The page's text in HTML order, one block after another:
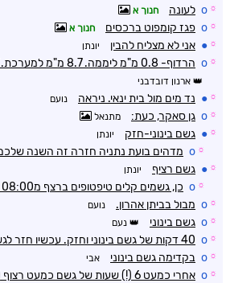
☼
o לעונה חנוך א
☼
o פגז קומפוט ברכסים חנוך א
☼
● אני לא מצליח להבין יונתן
☼
o הרדוף- 0.8 מ"מ ליממה. 8.7 מ"מ למערכת. 48.7 מ"מ לעונה.
ארנון דובדבני
☼
● נד מים מול בית ינאי. ניראה נועם
☼
o גן סאקר, כעת: מתנאל
☼
● גשם בינוני-חזק יונתן
☼
o מדהים בועת נתניה חזרה זה השנה
☼
● גשם רציף יונתן
☼
o כן, גשמים קלים טיפטופים ברצף מ08:00 בערך
☼
o מבול בביתן אהרון. נועם
☼
o גשם בינוני נעם
☼
o 40 דקות של גשם בינוני וחזק. עכשיו חזר לגשם קל
☼
o בקדימה גשם בינוני אבי
☼
o
אחרי כמעט 6 (!) שעות של גשם